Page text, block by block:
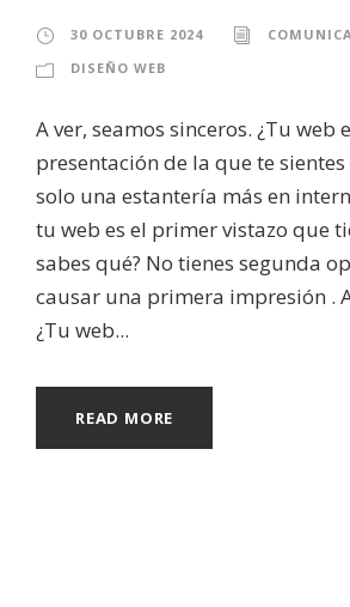
30 OCTUBRE 2024
DISEÑO WEB
A ver, seamos sinceros. ¿Tu web
presentación de la que te
solo una estantería más en
tu web es el primer vistazo que
sabes qué? No tienes segunda
causar una primera impresión ️.
¿Tu web...
READ MORE